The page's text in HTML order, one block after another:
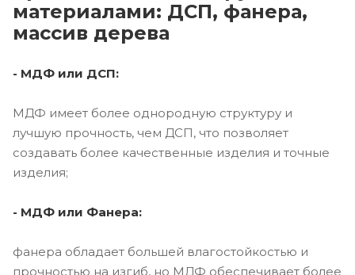
материалами: ДСП, фанера,
массив дерева
- МДФ или ДСП:
МДФ имеет более однородную структуру и
лучшую прочность, чем ДСП, что позволяет
создавать более качественные изделия и точные
изделия;
- МДФ или Фанера:
фанера обладает большей влагостойкостью и
прочностью на изгиб, но МДФ обеспечивает более